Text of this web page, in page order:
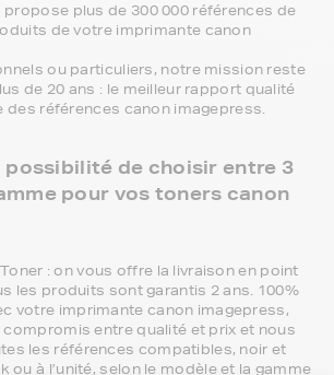
propose plus de 300 000 références de
de votre imprimante canon
ou particuliers, notre mission reste
de 20 ans : le meilleur rapport qualité
des références canon imagepress.
possibilité de choisir entre 3
pour vos toners canon
: on vous offre la livraison en point
les produits sont garantis 2 ans. 100%
votre imprimante canon imagepress,
compromis entre qualité et prix et nous
les références compatibles, noir et
ou à l’unité, selon le modèle et la gamme